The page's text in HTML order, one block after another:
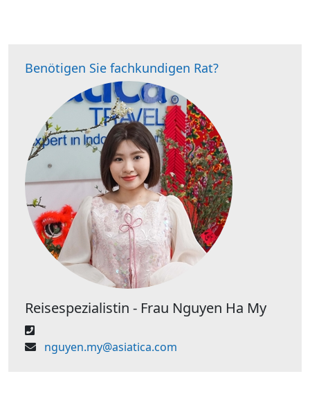
Benötigen Sie fachkundigen Rat?
Reisespezialistin - Frau Nguyen Ha My
nguyen.my@asiatica.com